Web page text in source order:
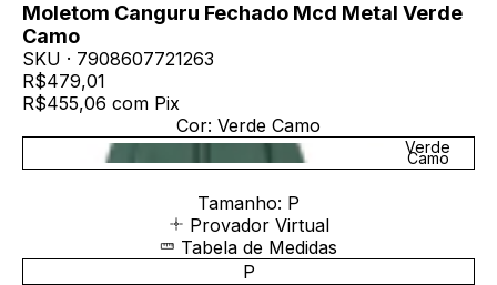
Moletom Canguru Fechado Mcd Metal Verde
Camo
SKU · 7908607721263
R$479,01
R$455,06 com Pix
Cor: Verde Camo
Verde
Camo
Tamanho: P
Provador Virtual
Tabela de Medidas
P